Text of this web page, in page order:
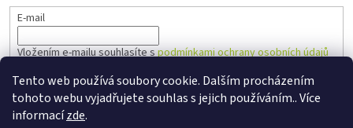
Tento web používá soubory cookie. Dalším procházením
tohoto webu vyjadřujete souhlas s jejich používáním.. Více
informacízde.
E-mail
Vložením e-mailu souhlasíte spodmínkami ochrany osobních údajů
PŘIHLÁSIT SE